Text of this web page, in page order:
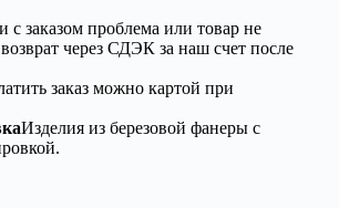
с заказом проблема или товар не
через СДЭК за наш счет после
заказ можно картой при
Изделия из березовой фанеры с